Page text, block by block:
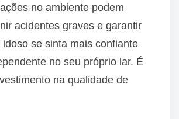
no ambiente podem
acidentes graves e garantir
idoso se sinta mais confiante
no seu próprio lar. É
na qualidade de